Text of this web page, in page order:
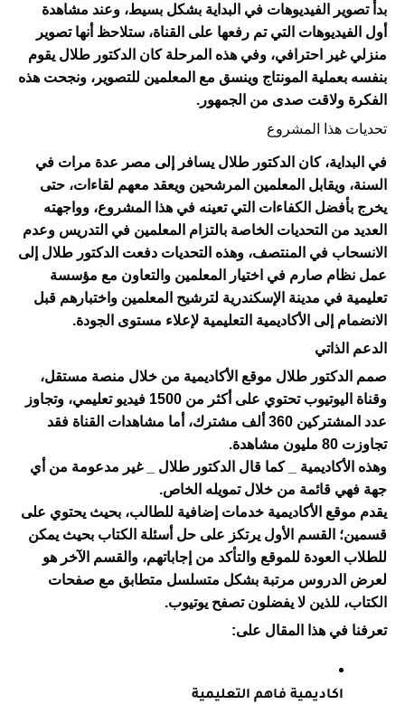
بدأ تصوير الفيديوهات في البداية بشكل بسيط، وعند مشاهدة
منزلي غير احترافي، وفي هذه المرحلة كان الدكتور طلال يقوم
بنفسه بعملية المونتاج وينسق مع المعلمين للتصوير، ونجحت هذه
الفكرة ولاقت صدى من الجمهور.
تحديات هذا المشروع
في البداية، كان الدكتور طلال يسافر إلى مصر عدة مرات في
السنة، ويقابل المعلمين المرشحين ويعقد معهم لقاءات، حتى
يخرج بأفضل الكفاءات التي تعينه في هذا المشروع، وواجهته
العديد من التحديات الخاصة بالتزام المعلمين في التدريس وعدم
الانسحاب في المنتصف، وهذه التحديات دفعت الدكتور طلال إلى
عمل نظام صارم في اختيار المعلمين والتعاون مع مؤسسة
تعليمية في مدينة الإسكندرية لترشيح المعلمين واختبارهم قبل
الانضمام إلى الأكاديمية التعليمية لإعلاء مستوى الجودة.
الدعم الذاتي
صمم الدكتور طلال موقع الأكاديمية من خلال منصة مستقل،
عدد المشتركين 360 ألف مشترك، أما مشاهدات القناة فقد
تجاوزت 80 مليون مشاهدة.
وهذه الأكاديمية _ كما قال الدكتور طلال _ غير مدعومة من أي
جهة فهي قائمة من خلال تمويله الخاص.
يقدم موقع الأكاديمية خدمات إضافية للطالب، بحيث يحتوي على
قسمين؛ القسم الأول يرتكز على حل أسئلة الكتاب بحيث يمكن
للطلاب العودة للموقع والتأكد من إجاباتهم، والقسم الآخر هو
لعرض الدروس مرتبة بشكل متسلسل متطابق مع صفحات
الكتاب، للذين لا يفضلون تصفح يوتيوب.
تعرفنا في هذا المقال على:
اكاديمية فاهم التعليمية